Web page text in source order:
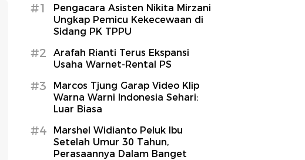
#1
Pengacara Asisten Nikita Mirzani
Ungkap Pemicu Kekecewaan di
Sidang PK TPPU
#2
Arafah Rianti Terus Ekspansi
Usaha Warnet-Rental PS
#3
Marcos Tjung Garap Video Klip
Warna Warni Indonesia Sehari:
Luar Biasa
#4
Marshel Widianto Peluk Ibu
Setelah Umur 30 Tahun,
Perasaannya Dalam Banget